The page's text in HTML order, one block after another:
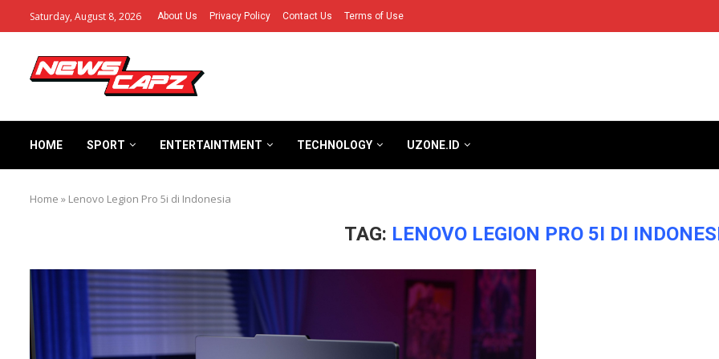
Saturday, August 8, 2026 About Us Privacy Policy Contact Us Terms of Use
HOME SPORT ENTERTAINTMENT TECHNOLOGY UZONE.ID
Home » Lenovo Legion Pro 5i di Indonesia
TAG: LENOVO LEGION PRO 5I DI